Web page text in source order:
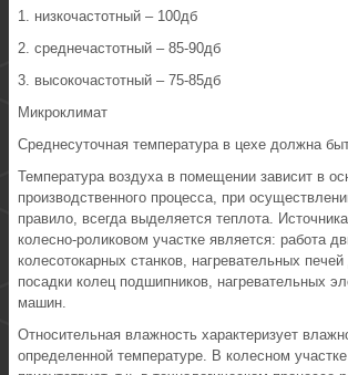
1. низкочастотный – 100дб
2. среднечастотный – 85-90дб
3. высокочастотный – 75-85дб
Микроклимат
Среднесуточная температура в цехе должна
Температура воздуха в помещении зависит в
производственного процесса, при
правило, всегда выделяется теплота.
колесно-роликовом участке является: работа
колесотокарных станков, нагревательных
посадки колец подшипников, нагревательных
машин.
Относительная влажность характеризует
определенной температуре. В колесном